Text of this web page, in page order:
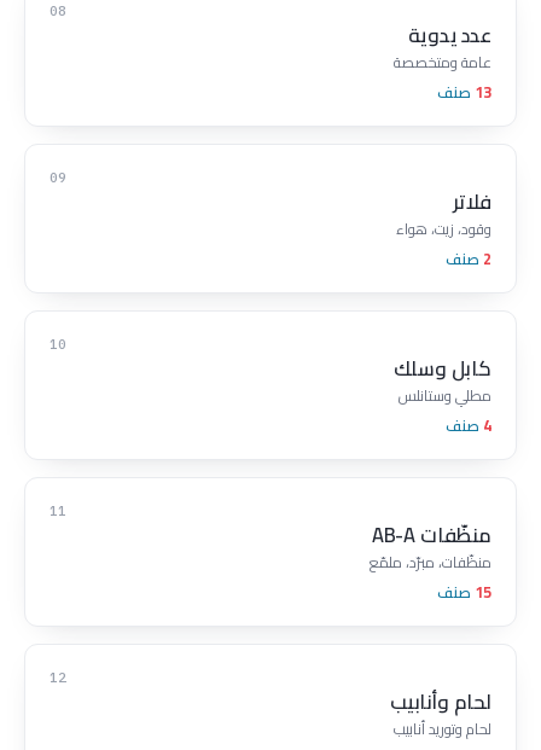
08
عدد يدوية
عامة ومتخصصة
13 صنف
09
فلاتر
وقود، زيت، هواء
2 صنف
10
كابل وسلك
مطلي وستانلس
4 صنف
11
منظّفات AB-A
منظّفات، مبرّد، ملمّع
15 صنف
12
لحام وأنابيب
لحام وتوريد أنابيب